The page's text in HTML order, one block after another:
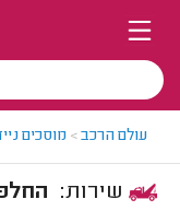
עולם הרכב> מוסכים